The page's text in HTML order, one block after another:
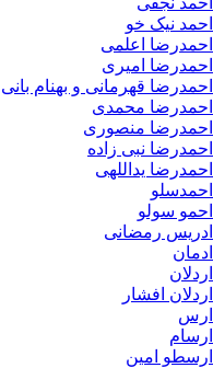
احمد نیک خو
احمدرضا اعلمی
احمدرضا امیری
احمدرضا قهرمانی و بهنام بانی
احمدرضا محمدی
احمدرضا منصوری
احمدرضا نبی زاده
احمدرضا یداللهی
احمدسلو
احمو سولو
ادریس رمضانی
ادمان
اردلان
اردلان افشار
ارس
ارسام
ارسطو امین